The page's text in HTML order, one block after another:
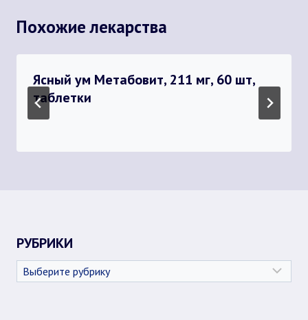
Похожие лекарства
Ясный ум Метабовит, 211 мг, 60 шт,
таблетки
РУБРИКИ
Рубрики